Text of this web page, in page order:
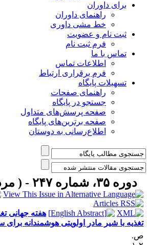
برای داوران
راهنمای داوران
خط مشی داوری
ثبت نام و عضویت
فرم ثبت نام
تماس با ما
اطلاعات تماس
فرم برقراری ارتباط
تسهیلات پایگاه
راهنمای صفحات
جستجو در پایگاه
صفحه پرسش‌های متداول
صفحه برترین‌های پایگاه
اطلاع‌رسانی به دوستان
دوره ۳۵، شماره ۲۴۷ - ( مرداد ۱۴۰۴ )
هفته جهانی
با شیر مادر اولویتی هوشمندانه برای